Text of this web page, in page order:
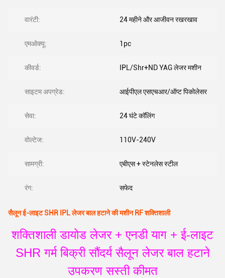
वारंटी: 24 महीने और आजीवन रखरखाव
एमओक्यू: 1pc
कीवर्ड: IPL/Shr+ND YAG लेजर मशीन
साइटम अपग्रेड: आईपीएल एसएचआर/ऑप्ट पिकोलेसर
सेवा: 24 घंटे कॉलिंग
वोल्टेज: 110V-240V
सामग्री: एबीएस + स्टेनलेस स्टील
रंग: सफेद
सैलून ई-लाइट SHR IPL लेजर बाल हटाने की मशीन RF शक्तिशाली
शक्तिशाली डायोड लेजर + एनडी याग + ई-लाइट
SHR गर्म बिक्री सौंदर्य सैलून लेजर बाल हटाने
उपकरण सस्ती कीमत